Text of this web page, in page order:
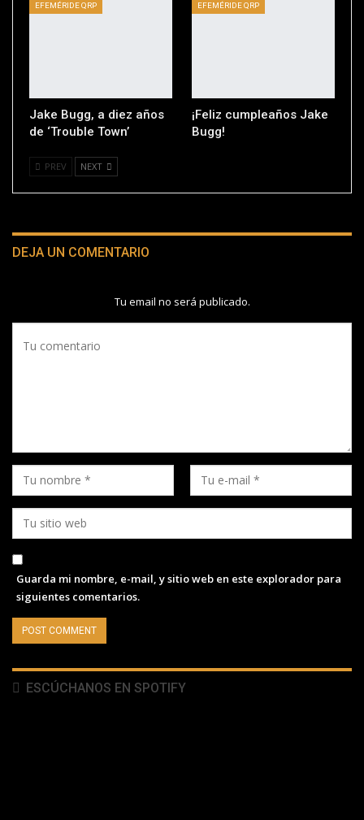
EFEMÉRIDE QRP
Jake Bugg, a diez años
de ‘Trouble Town’
EFEMÉRIDE QRP
¡Feliz cumpleaños Jake
Bugg!
PREV NEXT
DEJA UN COMENTARIO
Tu email no será publicado.
Guarda mi nombre, e-mail, y sitio web en este explorador para
siguientes comentarios.
ESCÚCHANOS EN SPOTIFY